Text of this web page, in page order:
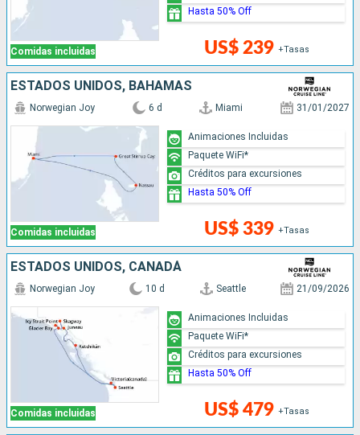
Comidas incluidas US$ 239 +Tasas
Hasta 50% Off
ESTADOS UNIDOS, BAHAMAS
Comidas incluidas
Norwegian Joy 6 d Miami 31/01/2027
US$ 339 +Tasas
Animaciones Incluidas
Paquete WiFi*
Créditos para excursiones
Hasta 50% Off
ESTADOS UNIDOS, CANADÁ
Comidas incluidas
Norwegian Joy 10 d Seattle 21/09/2026
US$ 479 +Tasas
Animaciones Incluidas
Paquete WiFi*
Créditos para excursiones
Hasta 50% Off